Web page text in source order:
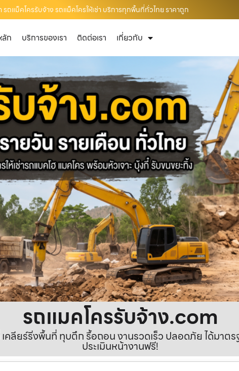
ถแม็คโครรับจ้าง รถแม็คโครให้เช่า บริการทุกพื้นที่ทั่วไทย ราคาถูก
ลัก บริการของเรา ติดต่อเรา เกี่ยวกับ
รถแมคโครรับจ้าง.com
คลียร์ริ่งพื้นที่ ทุบตึก รื้อถอน งานรวดเร็ว ปลอดภัย ได้มาตร
ประเมินหน้างานฟรี!